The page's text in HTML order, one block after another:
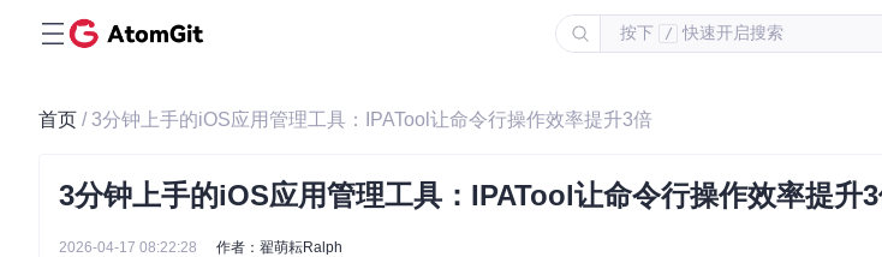
按下 / 快速开启搜索
首页 / 3分钟上手的iOS应用管理工具：IPATool让命令行操作效率提升3倍
3分钟上手的iOS应用管理工具：IPATool让命令行操作效率提升
2026-04-17 08:22:28 作者：翟萌耘Ralph